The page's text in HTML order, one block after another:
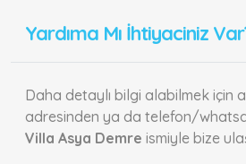
Yardıma Mı İhtiyaciniz
Daha detaylı bilgi alabilmek için
adresinden ya da telefon/
Villa Asya Demre ismiyle bize